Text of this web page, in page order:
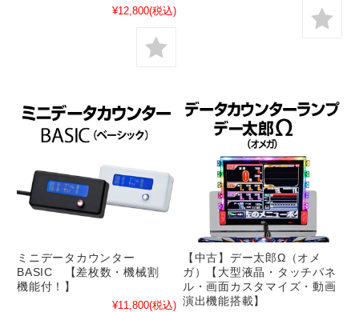
¥12,800(税込)
ミニデータカウンター
BASIC 【差枚数・機械割
機能付！】
¥11,800(税込)
【中古】デー太郎Ω（オメ
ガ）【大型液晶・タッチパネ
ル・画面カスタマイズ・動画
演出機能搭載】